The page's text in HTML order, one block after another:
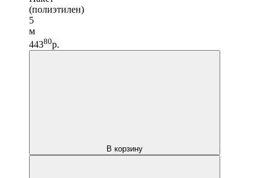
(полиэтилен)
5
м
44380р.
В корзину